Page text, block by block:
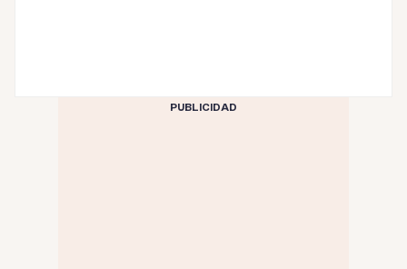
PUBLICIDAD